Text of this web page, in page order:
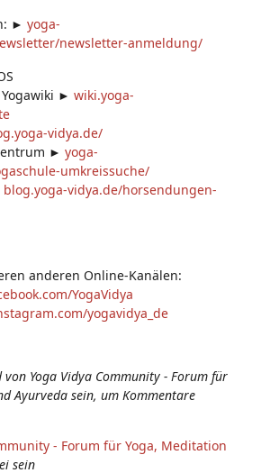
► yoga-
newsletter-anmeldung/
► wiki.yoga-
vidya.de/
► yoga-
umkreissuche/
blog.yoga-vidya.de/horsendungen-
anderen Online-Kanälen:
YogaVidya
yogavidya_de
von Yoga Vidya Community - Forum für
Ayurveda sein, um Kommentare
- Forum für Yoga, Meditation
sein